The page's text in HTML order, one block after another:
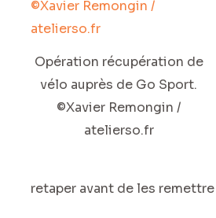
Opération récupération de
vélo auprès de Go Sport.
©Xavier Remongin /
atelierso.fr
retaper avant de les